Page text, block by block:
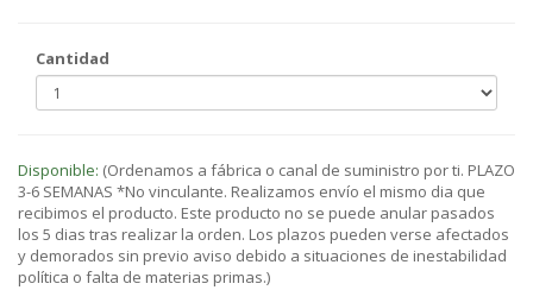
Cantidad
Disponible: (Ordenamos a fábrica o canal de suministro por ti. PLAZO
3-6 SEMANAS *No vinculante. Realizamos envío el mismo dia que
recibimos el producto. Este producto no se puede anular pasados
los 5 dias tras realizar la orden. Los plazos pueden verse afectados
y demorados sin previo aviso debido a situaciones de inestabilidad
política o falta de materias primas.)